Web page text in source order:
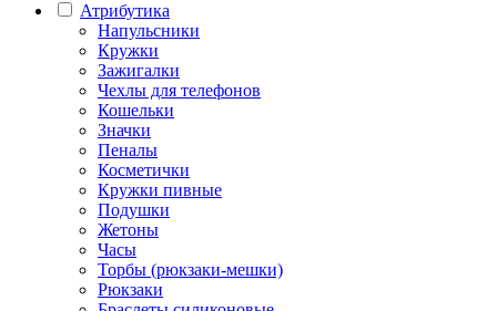
Атрибутика
Напульсники
Кружки
Зажигалки
Чехлы для телефонов
Кошельки
Значки
Пеналы
Косметички
Кружки пивные
Подушки
Жетоны
Часы
Торбы (рюкзаки-мешки)
Рюкзаки